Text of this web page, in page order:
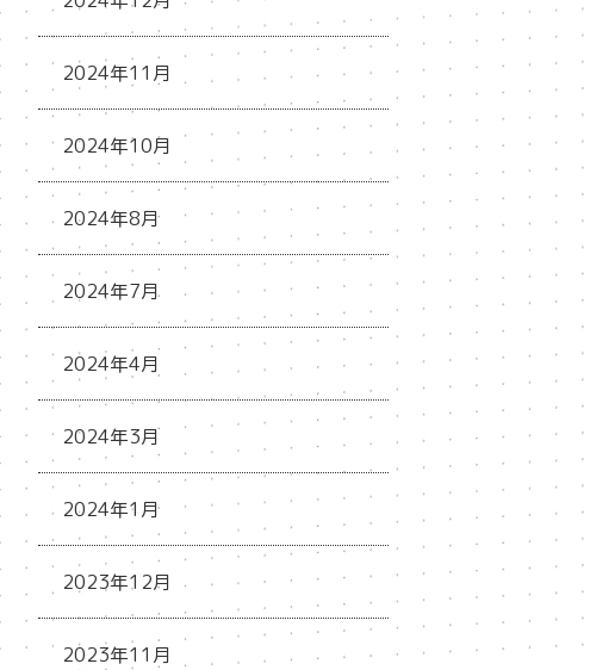
2024年11月
2024年10月
2024年8月
2024年7月
2024年4月
2024年3月
2024年1月
2023年12月
2023年11月